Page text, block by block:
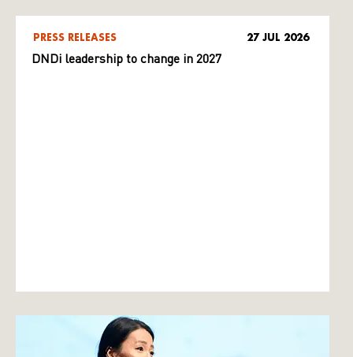
PRESS RELEASES 27 JUL 2026
DNDi leadership to change in 2027